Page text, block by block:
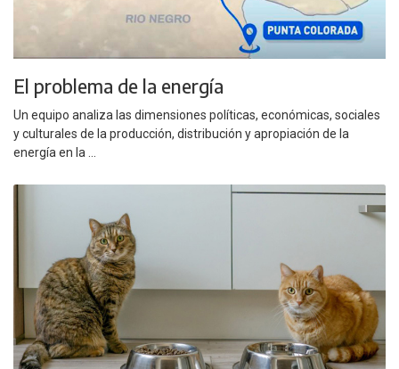
El problema de la energía
Un equipo analiza las dimensiones políticas, económicas, sociales
y culturales de la producción, distribución y apropiación de la
energía en la ...